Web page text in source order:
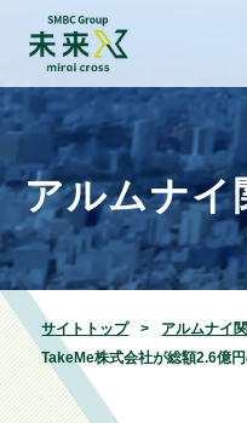
アルムナイ
サイトトップ
アルムナイ
TakeMe株式会社が総額2.6億